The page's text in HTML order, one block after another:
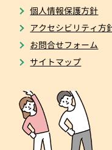
個人情報保護方針
アクセシビリティ方
お問合せフォーム
サイトマップ